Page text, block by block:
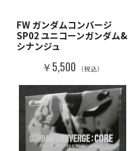
FW ガンダムコンバージ
SP02 ユニコーンガンダム&
シナンジュ
￥5,500 （税込）